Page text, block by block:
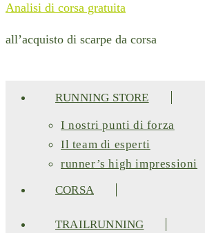
Analisi di corsa gratuita
all’acquisto di scarpe da corsa
RUNNING STORE
I nostri punti di forza​
Il team di esperti
runner’s high impressioni
CORSA
TRAILRUNNING